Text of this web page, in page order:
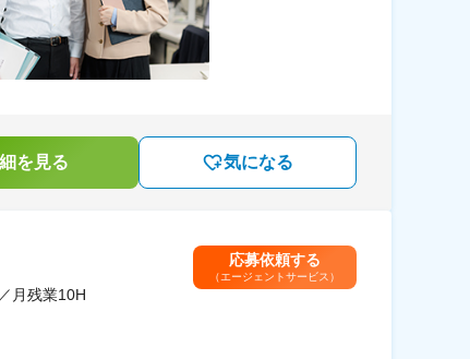
を見る 気になる
月残業10H
応募依頼する
（エージェントサービス）